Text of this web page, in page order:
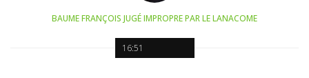
16:51
BAUME FRANÇOIS JUGÉ IMPROPRE PAR LE LANACOME